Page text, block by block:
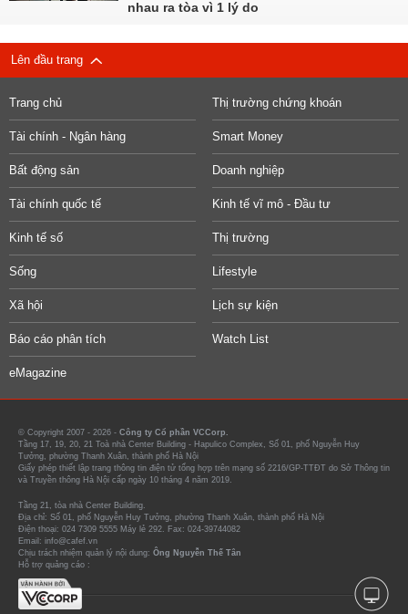
nhau ra tòa vì 1 lý do
Lên đầu trang
Trang chủ Thị trường chứng khoán
Tài chính - Ngân hàng Smart Money
Bất động sản Doanh nghiệp
Tài chính quốc tế Kinh tế vĩ mô - Đầu tư
Kinh tế số Thị trường
Sống Lifestyle
Xã hội Lịch sự kiện
Báo cáo phân tích Watch List
eMagazine
© Copyright 2007 - 2026 - Công ty Cổ phần VCCorp.
Tầng 17, 19, 20, 21 Toà nhà Center Building - Hapulico Complex, Số 01, phố Nguyễn Huy
Tưởng, phường Thanh Xuân, thành phố Hà Nội
Giấy phép thiết lập trang thông tin điện tử tổng hợp trên mạng số 2216/GP-TTĐT do Sở Thông tin
và Truyền thông Hà Nội cấp ngày 10 tháng 4 năm 2019.
Tầng 21, tòa nhà Center Building.
Địa chỉ: Số 01, phố Nguyễn Huy Tưởng, phường Thanh Xuân, thành phố Hà Nội
Điện thoại: 024 7309 5555 Máy lẻ 292. Fax: 024-39744082
Email: info@cafef.vn
Chịu trách nhiệm quản lý nội dung: Ông Nguyễn Thế Tân
Hỗ trợ quảng cáo :